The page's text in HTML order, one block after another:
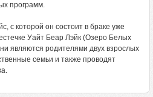
программ.
с которой он состоит в браке уже
Уайт Беар Лэйк (Озеро Белых
являются родителями двух взрослых
семьи и также проводят